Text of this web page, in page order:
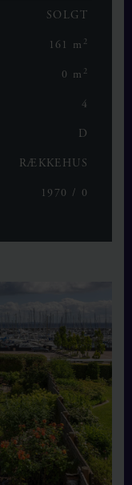
SOLGT
161 m 2
0 m 2
4
D
RÆKKEHUS
1970 / 0